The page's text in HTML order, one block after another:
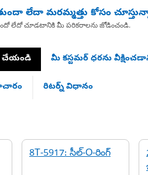
లేదా మరమ్మత్తు కోసం
లేదో చూడటానికి మీ పరికరాలను జోడించండి.
చేయండి మీ కస్టమర్ ధరను
రిటర్న్ విధానం
8T-5917: సీల్-O-రింగ్